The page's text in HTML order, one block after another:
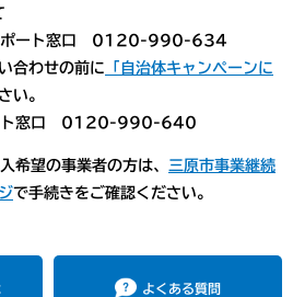
ポート窓口 0120-990-634
わせの前に 「自治体キャンペーンに
い。
ト窓口 0120-990-640
望の事業者の方は、 三原市事業継続
で手続きをご確認ください。
よくある質問